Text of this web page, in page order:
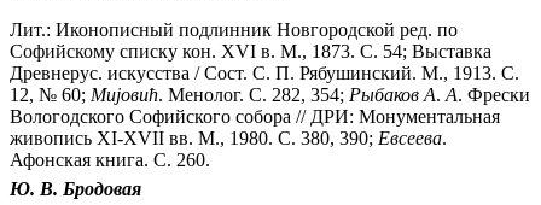
Лит.: Иконописный подлинник Новгородской ред. по
Софийскому списку кон. XVI в. М., 1873. С. 54; Выставка
Древнерус. искусства / Сост. С. П. Рябушинский. М., 1913. С.
12, № 60; Миjовић. Менолог. С. 282, 354; Рыбаков А. А. Фрески
Вологодского Софийского собора // ДРИ: Монументальная
живопись XI-XVII вв. М., 1980. С. 380, 390; Евсеева.
Афонская книга. С. 260.
Ю. В. Бродовая